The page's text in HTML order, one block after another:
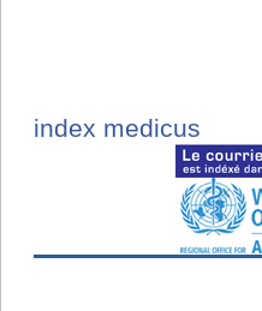
index medicus